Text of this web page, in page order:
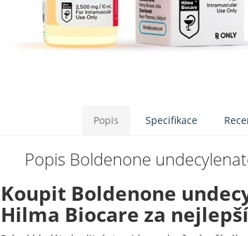
Popis Specifikace
Popis Boldenone
Koupit Boldenone
Hilma Biocare za